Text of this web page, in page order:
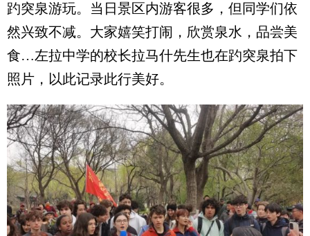
趵突泉游玩。当日景区内游客很多，但同学们依
然兴致不减。大家嬉笑打闹，欣赏泉水，品尝美
食…左拉中学的校长拉马什先生也在趵突泉拍下
照片，以此记录此行美好。